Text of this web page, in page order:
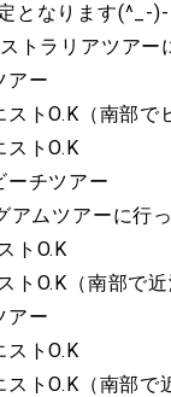
となります(^_-
ラリアツアー
アー
トO.K（南部で
トO.K
ーチツアー
ムツアーに行っ
トO.K
トO.K（南部で
アー
トO.K
トO.K（南部で